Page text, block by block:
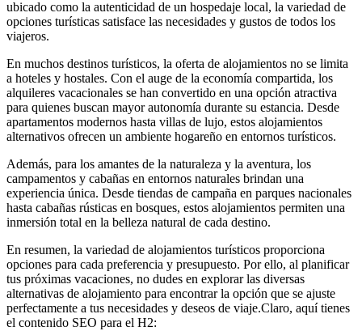
ubicado como la autenticidad de un hospedaje local, la variedad de
opciones turísticas satisface las necesidades y gustos de todos los
viajeros.
En muchos destinos turísticos, la oferta de alojamientos no se limita
a hoteles y hostales. Con el auge de la economía compartida, los
alquileres vacacionales se han convertido en una opción atractiva
para quienes buscan mayor autonomía durante su estancia. Desde
apartamentos modernos hasta villas de lujo, estos alojamientos
alternativos ofrecen un ambiente hogareño en entornos turísticos.
Además, para los amantes de la naturaleza y la aventura, los
campamentos y cabañas en entornos naturales brindan una
experiencia única. Desde tiendas de campaña en parques nacionales
hasta cabañas rústicas en bosques, estos alojamientos permiten una
inmersión total en la belleza natural de cada destino.
En resumen, la variedad de alojamientos turísticos proporciona
opciones para cada preferencia y presupuesto. Por ello, al planificar
tus próximas vacaciones, no dudes en explorar las diversas
alternativas de alojamiento para encontrar la opción que se ajuste
perfectamente a tus necesidades y deseos de viaje.Claro, aquí tienes
el contenido SEO para el H2: